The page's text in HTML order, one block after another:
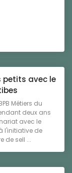
petits avec le
Métiers du
deux ans
avec le
l'initiative de
de sell ...